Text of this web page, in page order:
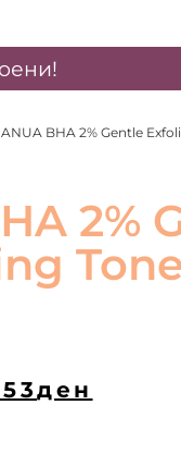
BHA 2% Gentle
2%
ден